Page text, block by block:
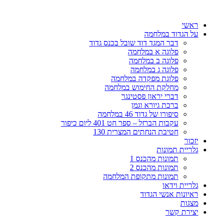
ראשי
על הגדוד במלחמה
דבר המגד דוד שובל בכנס גדוד
פלוגה א במלחמה
פלוגה ב במלחמה
פלוגה ג במלחמה
פלוגת מפקדה במלחמה
מחלקת החימוש במלחמה
דברי יראון פסטינגר
ברכת גיורא וגמן
סיפורו של גדוד 46 במלחמה
עקבות הברזל – ספר חט 401 ליום כיפור
חטיבת הנחתים המצרית 130
יזכור
גלריית תמונות
תמונות מהכנס 1
תמונות מהכנס 2
תמונות מתקופת המלחמה
גלריית וידאו
ראיונות אנשי הגדוד
מצגות
יצירת קשר